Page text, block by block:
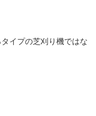
イプの芝刈り機ではな